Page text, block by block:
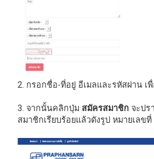
2. กรอกชื่อ-ที่อยู่ อีเมลและรหัสผ่าน เ
3. จากนั้นคลิกปุ่ม สมัครสมาชิก จะป
สมาชิกเรียบร้อยแล้วดังรูป หมายเลขที่